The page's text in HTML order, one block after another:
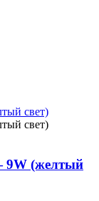
9W (желтый